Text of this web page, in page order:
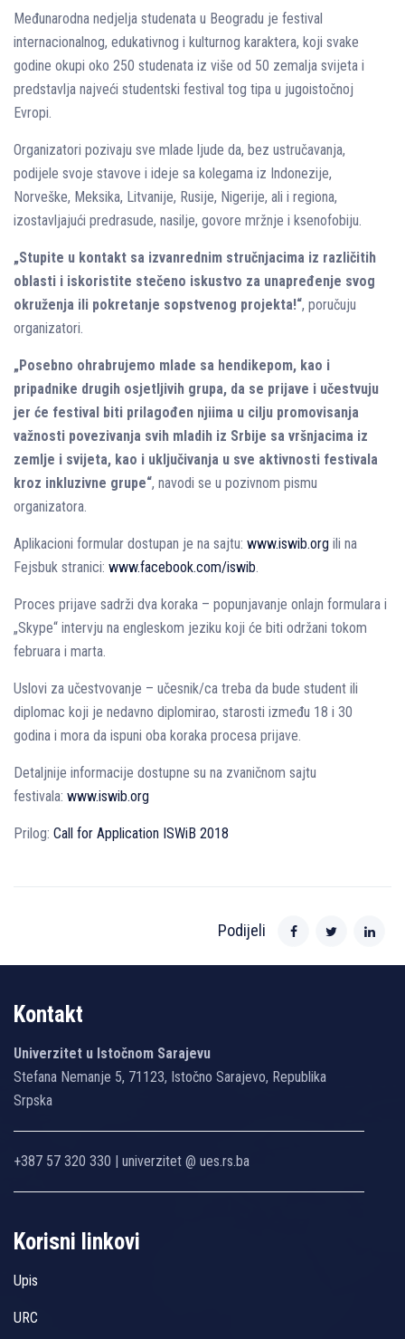
Međunarodna nedjelјa studenata u Beogradu je festival
internacionalnog, edukativnog i kulturnog karaktera, koji svake
godine okupi oko 250 studenata iz više od 50 zemalјa svijeta i
predstavlјa najveći studentski festival tog tipa u jugoistočnoj
Evropi.
Organizatori pozivaju sve mlade lјude da, bez ustručavanja,
podijele svoje stavove i ideje sa kolegama iz Indonezije,
Norveške, Meksika, Litvanije, Rusije, Nigerije, ali i regiona,
izostavlјajući predrasude, nasilјe, govore mržnje i ksenofobiju.
„Stupite u kontakt sa izvanrednim stručnjacima iz različitih
oblasti i iskoristite stečeno iskustvo za unapređenje svog
okruženja ili pokretanje sopstvenog projekta!“, poručuju
organizatori.
„Posebno ohrabrujemo mlade sa hendikepom, kao i
pripadnike drugih osjetlјivih grupa, da se prijave i učestvuju
jer će festival biti prilagođen njiima u cilјu promovisanja
važnosti povezivanja svih mladih iz Srbije sa vršnjacima iz
zemlјe i svijeta, kao i uklјučivanja u sve aktivnosti festivala
kroz inkluzivne grupe“, navodi se u pozivnom pismu
organizatora.
Aplikacioni formular dostupan je na sajtu: www.iswib.org ili na
Fejsbuk stranici: www.facebook.com/iswib
Proces prijave sadrži dva koraka – popunjavanje onlajn formulara i
„Skype“ intervju na engleskom jeziku koji će biti održani tokom
februara i marta.
Uslovi za učestvovanje – učesnik/ca treba da bude student ili
diplomac koji je nedavno diplomirao, starosti između 18 i 30
godina i mora da ispuni oba koraka procesa prijave.
Detalјnije informacije dostupne su na zvaničnom sajtu
festivala: www.iswib.org
Prilog: Call for Application ISWiB 2018
Podijeli
Kontakt
Univerzitet u Istočnom Sarajevu
Stefana Nemanje 5, 71123, Istočno Sarajevo, Republika
Srpska
+387 57 320 330 | univerzitet @ ues.rs.ba
Korisni linkovi
Upis
URC